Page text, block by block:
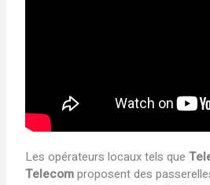
Les opérateurs locaux tels que
Telecomproposent des